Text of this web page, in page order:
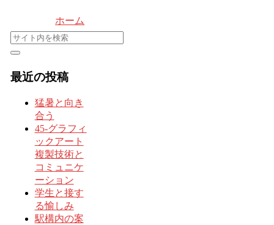
ホーム
最近の投稿
猛暑と向き
合う
45-グラフィ
ックアート
複製技術と
コミュニケ
ーション
学生と接す
る愉しみ
駅構内の案